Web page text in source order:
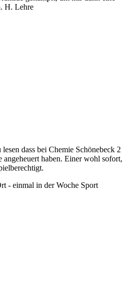
H. Lehre
dass bei Chemie Schönebeck 2
angeheuert haben. Einer wohl sofort,
- einmal in der Woche Sport